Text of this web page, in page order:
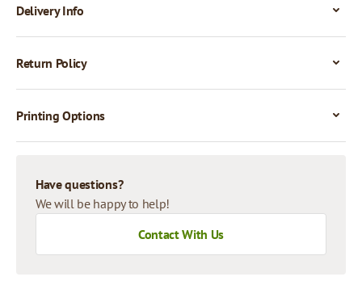
Delivery Info
Return Policy
Printing Options
Have questions?
We will be happy to help!
Contact With Us